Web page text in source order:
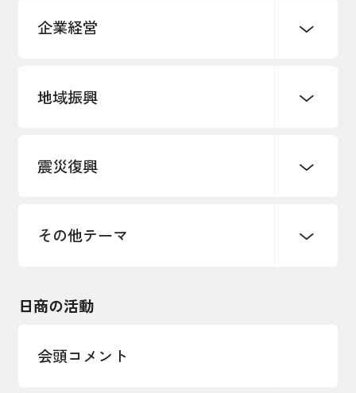
企業経営
創業
事業承継・引継ぎ支援
雇用・労働・人材確保
地域振興
まちづくり
震災復興
令和６年能登半島地震関連
その他テーマ
インボイス制度
日商の活動
会頭コメント